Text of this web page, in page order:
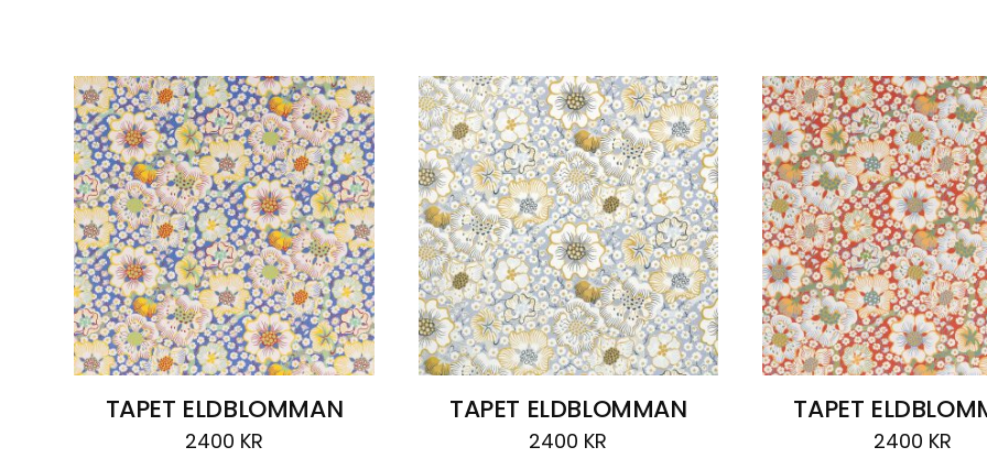
TAPET ELDBLOMMAN
2400 KR
TAPET ELDBLOMMAN
2400 KR
TAPET
2400 KR